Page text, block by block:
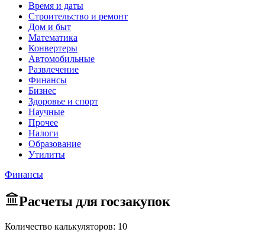
Время и даты
Строительство и ремонт
Дом и быт
Математика
Конвертеры
Автомобильные
Развлечение
Финансы
Бизнес
Здоровье и спорт
Научные
Прочее
Налоги
Образование
Утилиты
Финансы
Расчеты для госзакупок
Количество калькуляторов: 10